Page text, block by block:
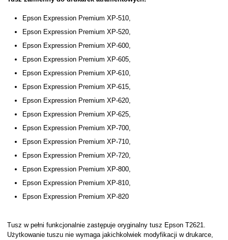
Epson Expression Premium XP-510,
Epson Expression Premium XP-520,
Epson Expression Premium XP-600,
Epson Expression Premium XP-605,
Epson Expression Premium XP-610,
Epson Expression Premium XP-615,
Epson Expression Premium XP-620,
Epson Expression Premium XP-625,
Epson Expression Premium XP-700,
Epson Expression Premium XP-710,
Epson Expression Premium XP-720,
Epson Expression Premium XP-800,
Epson Expression Premium XP-810,
Epson Expression Premium XP-820
Tusz w pełni funkcjonalnie zastępuje oryginalny tusz Epson T2621.
Użytkowanie tuszu nie wymaga jakichkolwiek modyfikacji w drukarce,